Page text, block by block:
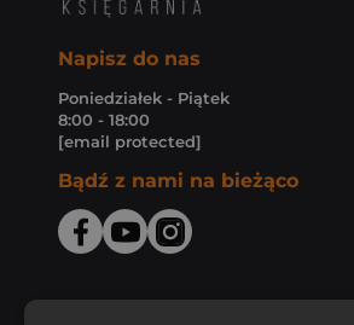
Napisz do nas
Poniedziałek - Piątek
8:00 - 18:00
[email protected]
Bądź z nami na bieżąco